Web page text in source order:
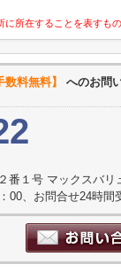
所在することを表すも
料無料】 へのお問
番１号 マックスバリ
00、お問合せ24時